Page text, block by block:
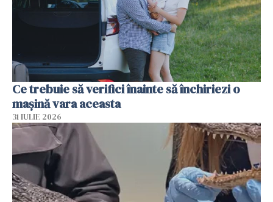
Ce trebuie să verifici înainte să închiriezi o
mașină vara aceasta
31 IULIE 2026